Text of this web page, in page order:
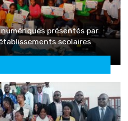
présentés par
scolaires